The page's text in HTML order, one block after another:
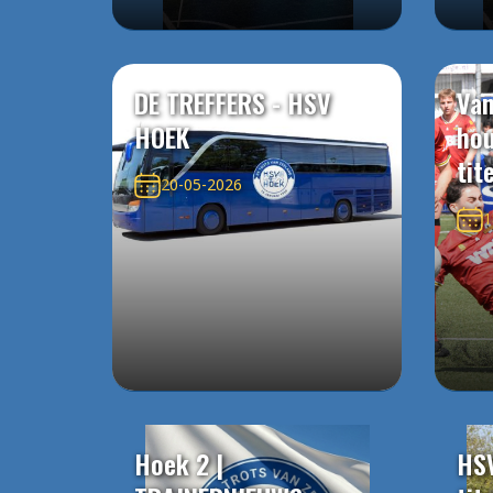
DE TREFFERS - HSV
HOEK
20-05-2026
Hoek 2 |